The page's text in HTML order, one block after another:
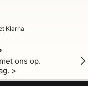
Klarna
ons op.
>